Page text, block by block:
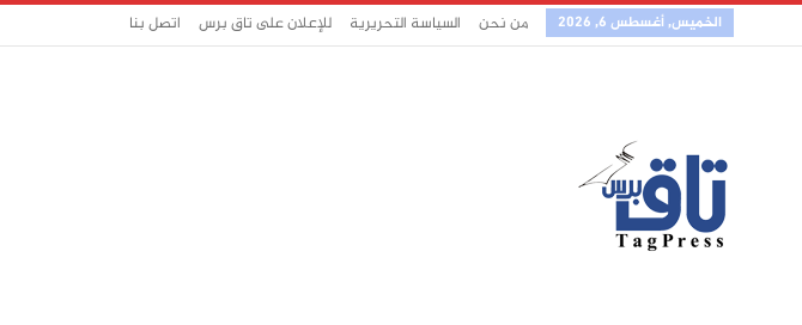
الخميس, أغسطس 6, 2026 من نحن السياسة التحريرية للإعلان على تاق برس اتصل بنا